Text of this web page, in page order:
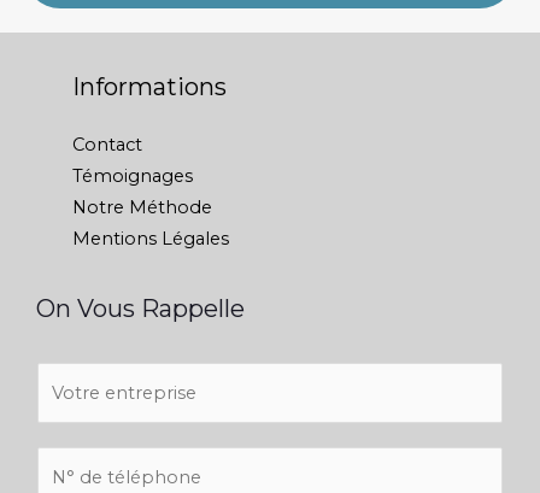
Informations
Contact
Témoignages
Notre Méthode
Mentions Légales
On Vous Rappelle